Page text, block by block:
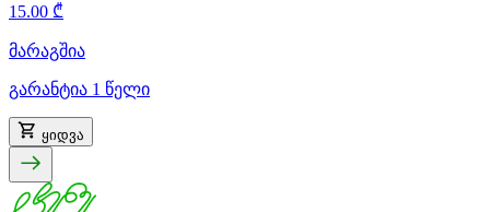
15.00 ₾
მარაგშია
გარანტია 1 წელი
ყიდვა